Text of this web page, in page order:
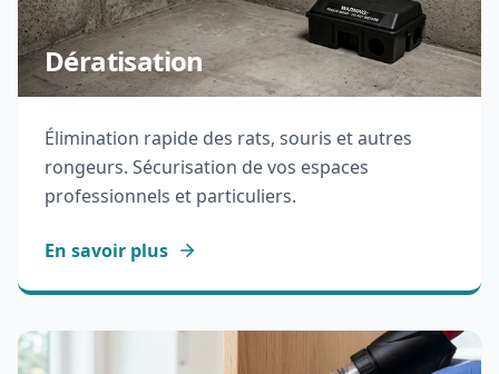
Dératisation
Élimination rapide des rats, souris et autres
rongeurs. Sécurisation de vos espaces
professionnels et particuliers.
En savoir plus